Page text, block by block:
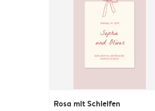
Rosa mit Schleifen